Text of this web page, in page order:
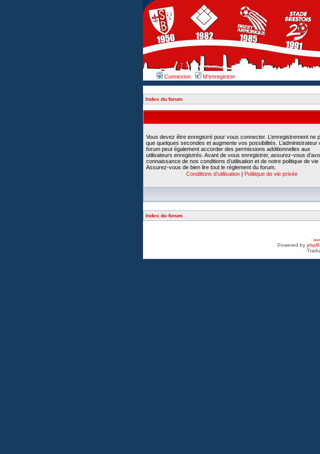
Connexion M’enregistrer
Index du forum
Vous devez être enregistré pour vous connecter. L’enregistrement ne
que quelques secondes et augmente vos possibilités. L’administrateur
forum peut également accorder des permissions additionnelles aux
utilisateurs enregistrés. Avant de vous enregistrer, assurez-vous
connaissance de nos conditions d’utilisation et de notre politique de vie
Assurez-vous de bien lire tout le règlement du forum.
Conditions d’utilisation | Politique de vie privée
Index du forum
Powered by